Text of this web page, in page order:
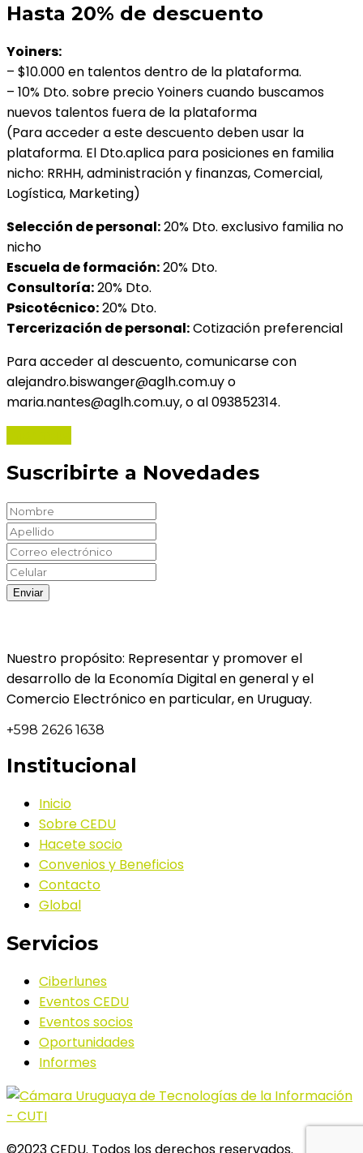
Hasta 20% de descuento
Yoiners:
– $10.000 en talentos dentro de la plataforma.
– 10% Dto. sobre precio Yoiners cuando buscamos
nuevos talentos fuera de la plataforma
(Para acceder a este descuento deben usar la
plataforma. El Dto.aplica para posiciones en familia
nicho: RRHH, administración y finanzas, Comercial,
Logística, Marketing)
Selección de personal:20% Dto. exclusivo familia no
nicho
Escuela de formación:20% Dto.
Consultoría:20% Dto.
Psicotécnico:20% Dto.
Tercerización de personal:Cotización preferencial
Para acceder al descuento, comunicarse con
alejandro.biswanger@aglh.com.uy o
maria.nantes@aglh.com.uy, o al 093852314.
Suscribirte a Novedades
Nuestro propósito: Representar y promover el
desarrollo de la Economía Digital en general y el
Comercio Electrónico en particular, en Uruguay.
+598 2626 1638
Institucional
Inicio
Sobre CEDU
Hacete socio
Convenios y Beneficios
Contacto
Global
Servicios
Ciberlunes
Eventos CEDU
Eventos socios
Oportunidades
Informes